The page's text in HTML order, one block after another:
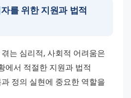
를 위한 지원과 법적
는 심리적, 사회적 어려움은
에서 적절한 지원과 법적
정의 실현에 중요한 역할을